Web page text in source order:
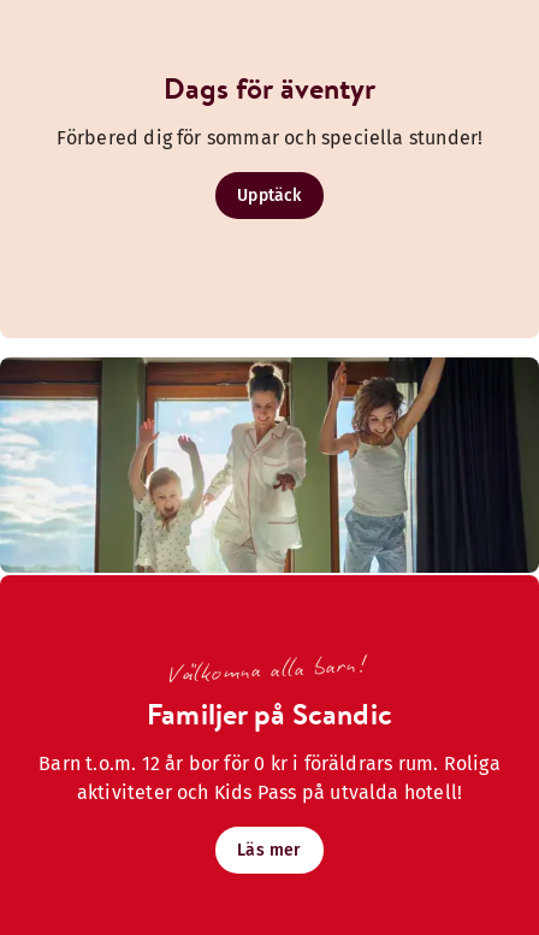
Dags för äventyr
Förbered dig för sommar och speciella stunder!
Upptäck
Välkomna alla barn!
Familjer på Scandic
Barn t.o.m. 12 år bor för 0 kr i föräldrars rum. Roliga
aktiviteter och Kids Pass på utvalda hotell!
Läs mer